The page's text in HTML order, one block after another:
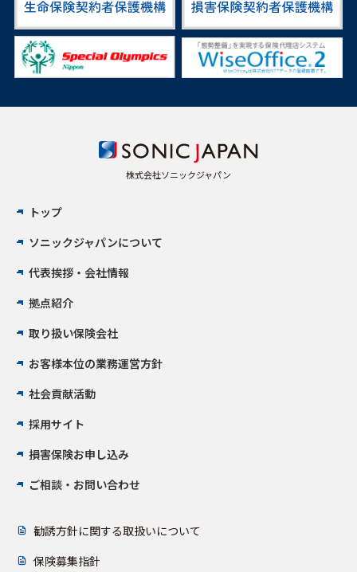
株式会社ソニックジャパン
トップ
ソニックジャパンについて
代表挨拶・会社情報
拠点紹介
取り扱い保険会社
お客様本位の業務運営方針
社会貢献活動
採用サイト
損害保険お申し込み
ご相談・お問い合わせ
勧誘方針に関する取扱いについて
保険募集指針